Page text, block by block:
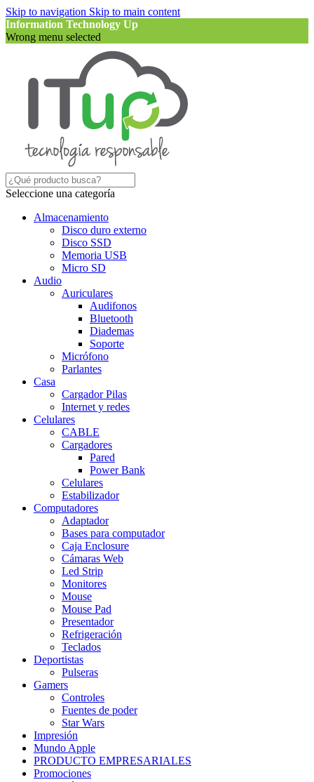
Skip to navigation Skip to main content
Information Technology Up
Wrong menu selected
Seleccione una categoría
Almacenamiento
Disco duro externo
Disco SSD
Memoria USB
Micro SD
Audio
Auriculares
Audifonos
Bluetooth
Diademas
Soporte
Micrófono
Parlantes
Casa
Cargador Pilas
Internet y redes
Celulares
CABLE
Cargadores
Pared
Power Bank
Celulares
Estabilizador
Computadores
Adaptador
Bases para computador
Caja Enclosure
Cámaras Web
Led Strip
Monitores
Mouse
Mouse Pad
Presentador
Refrigeración
Teclados
Deportistas
Pulseras
Gamers
Controles
Fuentes de poder
Star Wars
Impresión
Mundo Apple
PRODUCTO EMPRESARIALES
Promociones